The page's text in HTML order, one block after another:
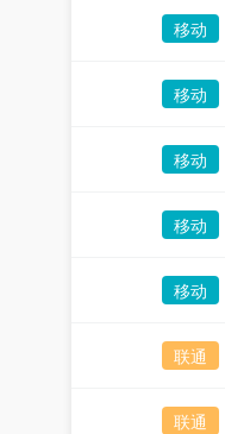
移动
移动
移动
移动
移动
联通
联通